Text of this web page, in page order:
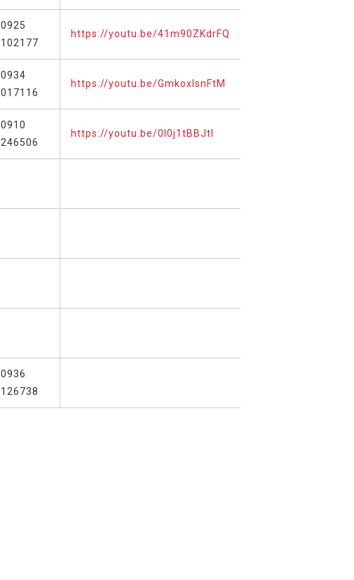
0925
102177
https://youtu.be/41m90ZKdrFQ
0934
017116
https://youtu.be/GmkoxlsnFtM
0910
246506
https://youtu.be/0l0j1tBBJtI
0936
126738